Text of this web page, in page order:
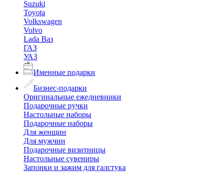
Suzuki
Toyota
Volkswagen
Volvo
Lada Ваз
ГАЗ
УАЗ
Именные подарки
Бизнес-подарки
Оригинальные ежедневники
Подарочные ручки
Настольные наборы
Подарочные наборы
Для женщин
Для мужчин
Подарочные визитницы
Настольные сувениры
Запонки и зажим для галстука